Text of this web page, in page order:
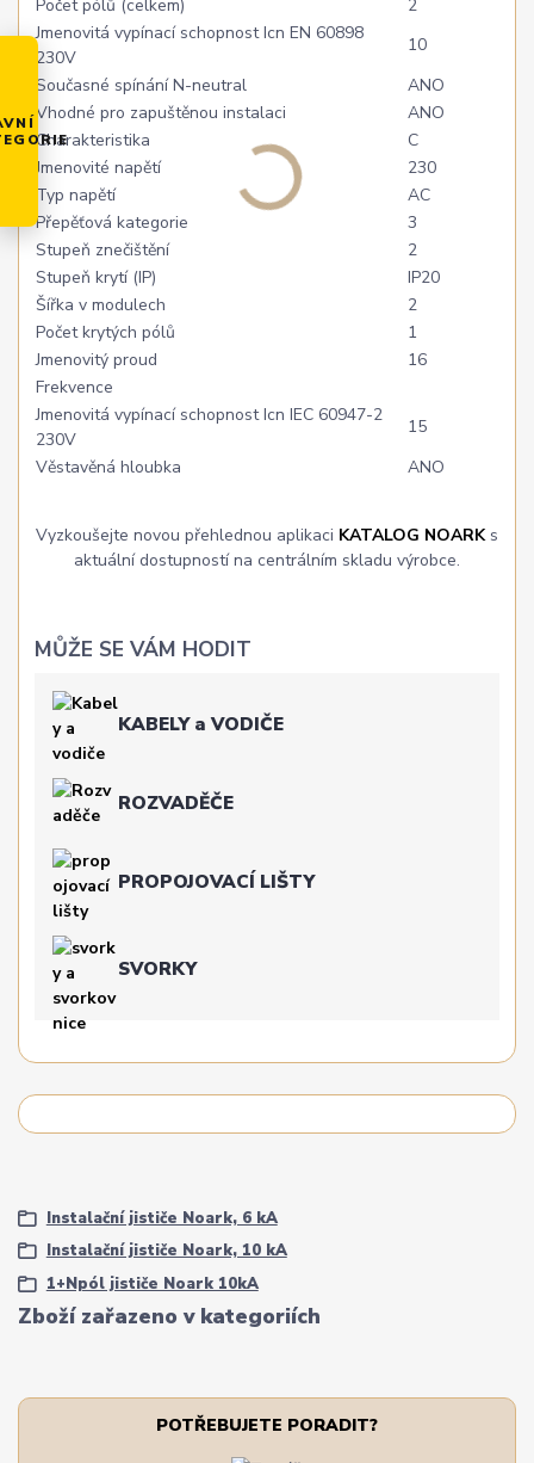
Počet pólů (celkem)
2
Jmenovitá vypínací schopnost Icn EN 60898
230V
10
Současné spínání N-neutral
ANO
Vhodné pro zapuštěnou instalaci
ANO
Charakteristika
C
Jmenovité napětí
230
Typ napětí
AC
Přepěťová kategorie
3
Stupeň znečištění
2
Stupeň krytí (IP)
IP20
Šířka v modulech
2
Počet krytých pólů
1
Jmenovitý proud
16
Frekvence
Jmenovitá vypínací schopnost Icn IEC 60947-2
230V
15
Věstavěná hloubka
ANO
Vyzkoušejte novou přehlednou aplikaci KATALOG NOARKs
aktuální dostupností na centrálním skladu výrobce.
MŮŽE SE VÁM HODIT
KABELY a VODIČE
ROZVADĚČE
PROPOJOVACÍ LIŠTY
SVORKY
Zboží zařazeno v kategoriích
Instalační jističe Noark, 6 kA
Instalační jističe Noark, 10 kA
1+Npól jističe Noark 10kA
POTŘEBUJETE PORADIT?